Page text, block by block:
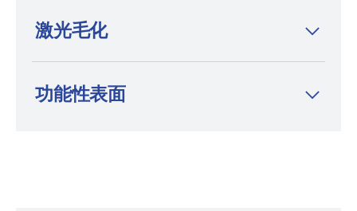
具卓越美观性和功能性的表面，在汽车领域，
此技术用于内饰、车灯和轮胎模具的纹理加
作用，应用范围覆盖消费电子、家用电器、体
激光毛化
功能性表面